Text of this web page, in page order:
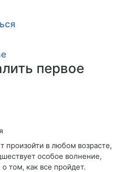
первое
произойти в любом возрасте,
особое волнение,
том, как все пройдет.